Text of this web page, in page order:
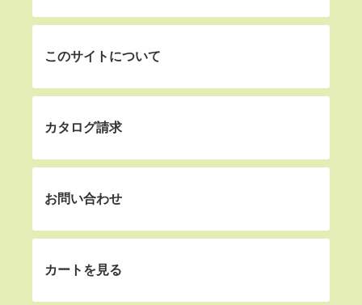
このサイトについて
カタログ請求
お問い合わせ
カートを見る